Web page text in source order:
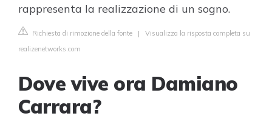
rappresenta la realizzazione di un sogno.
Richiesta di rimozione della fonte | Visualizza la risposta completa su
realizenetworks.com
Dove vive ora Damiano
Carrara?